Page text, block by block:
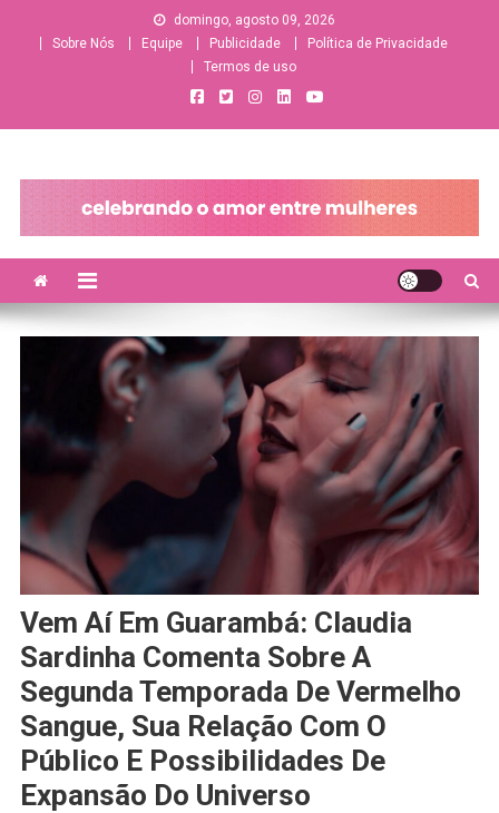
domingo, agosto 09, 2026
Sobre Nós
Equipe Publicidade
Política de Privacidade
Termos de uso
lésbico/bissexual/sáfico
Vem Aí Em Guarambá: Claudia
Sardinha Comenta Sobre A
Segunda Temporada De Vermelho
Sangue, Sua Relação Com O
Público E Possibilidades De
Expansão Do Universo